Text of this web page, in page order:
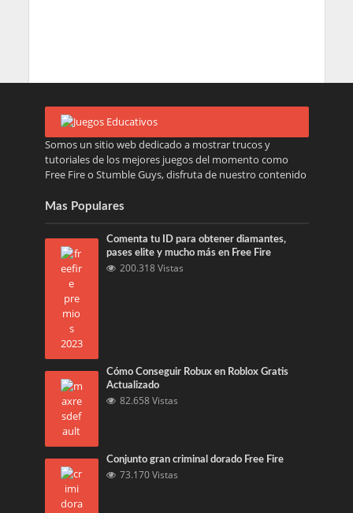
Somos un sitio web dedicado a mostrar trucos y
tutoriales de los mejores juegos del momento como
Free Fire o Stumble Guys, disfruta de nuestro contenido
Mas Populares
Comenta tu ID para obtener diamantes,
pases elite y mucho más en Free Fire
200.318 Vistas
Cómo Conseguir Robux en Roblox Gratis
Actualizado
82.658 Vistas
Conjunto gran criminal dorado Free Fire
73.170 Vistas